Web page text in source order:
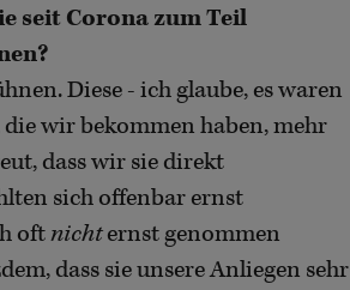
seit Corona zum Teil
Diese - ich glaube, es waren
wir bekommen haben, mehr
dass wir sie direkt
sich offenbar ernst
oftnichternst genommen
dass sie unsere Anliegen sehr